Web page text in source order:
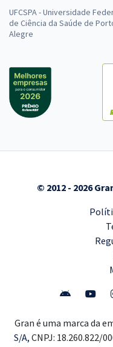
UFCSPA - Universidade
de Ciência da Saúde de
Alegre
© 2012 - 2026
Gran é uma marca da
S/A, CNPJ: 18.260.822/